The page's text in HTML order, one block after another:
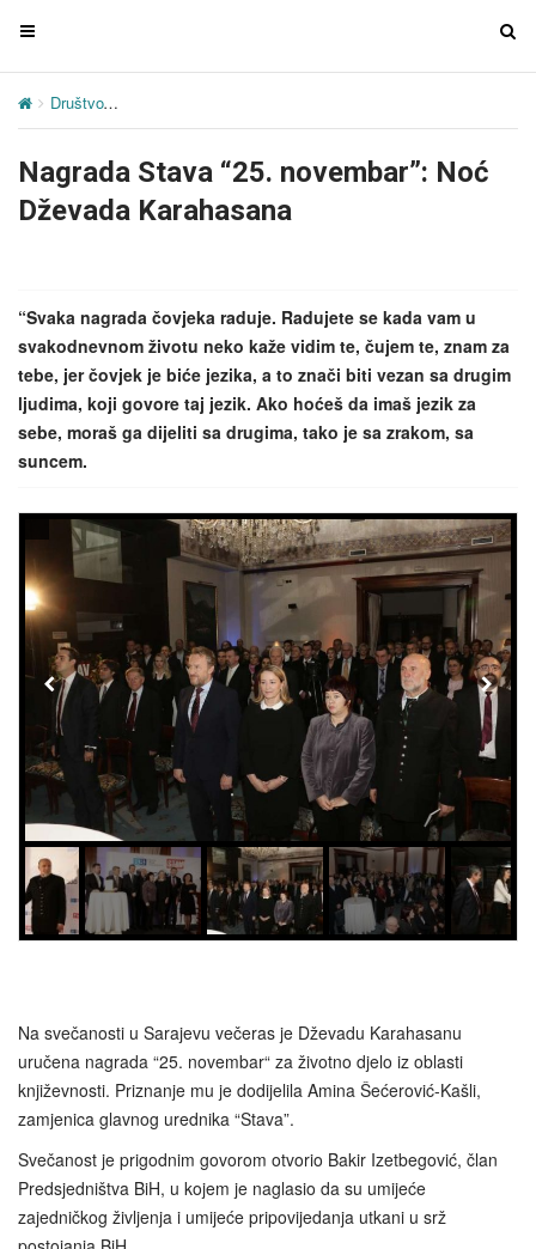
T
g
e
n
g
a
t
i
o
n
T
a
t
Društvo
Nagrada Stava “25. novembar”: Noć
Dževada Karahasana
“Svaka nagrada čovjeka raduje. Radujete se kada vam u
svakodnevnom životu neko kaže vidim te, čujem te, znam za
tebe, jer čovjek je biće jezika, a to znači biti vezan sa drugim
ljudima, koji govore taj jezik. Ako hoćeš da imaš jezik za
sebe, moraš ga dijeliti sa drugima, tako je sa zrakom, sa
suncem.
Na svečanosti u Sarajevu večeras je Dževadu Karahasanu
uručena nagrada “25. novembar“ za životno djelo iz oblasti
književnosti. Priznanje mu je dodijelila Amina Šećerović-Kašli,
zamjenica glavnog urednika “Stava”.
Svečanost je prigodnim govorom otvorio Bakir Izetbegović, član
Predsjedništva BiH, u kojem je naglasio da su umijeće
zajedničkog življenja i umijeće pripovijedanja utkani u srž